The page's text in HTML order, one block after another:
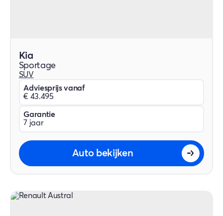
Kia
Sportage
SUV
Adviesprijs vanaf
€ 43.495
Garantie
7 jaar
Auto bekijken